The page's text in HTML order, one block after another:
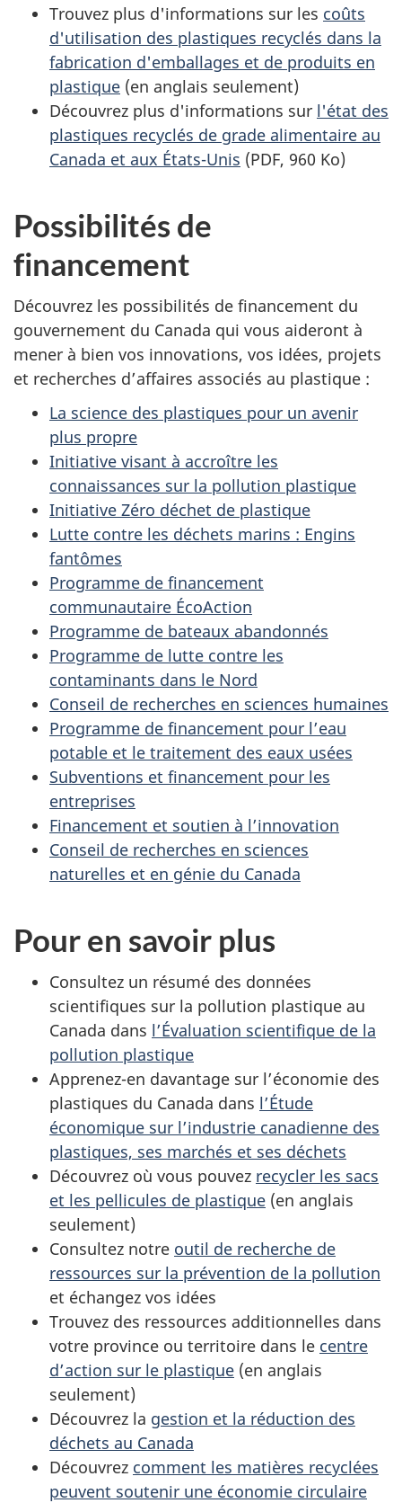
Trouvez plus d'informations sur les coûts
d'utilisation des plastiques recyclés dans la
fabrication d'emballages et de produits en
plastique (en anglais seulement)
Découvrez plus d'informations sur l'état des
plastiques recyclés de grade alimentaire au
Canada et aux États-Unis (PDF, 960 Ko)
Possibilités de
financement
Découvrez les possibilités de financement du
gouvernement du Canada qui vous aideront à
mener à bien vos innovations, vos idées, projets
et recherches d’affaires associés au plastique :
La science des plastiques pour un avenir
plus propre
Initiative visant à accroître les
connaissances sur la pollution plastique
Initiative Zéro déchet de plastique
Lutte contre les déchets marins : Engins
fantômes
Programme de financement
communautaire ÉcoAction
Programme de bateaux abandonnés
Programme de lutte contre les
contaminants dans le Nord
Conseil de recherches en sciences humaines
Programme de financement pour l’eau
potable et le traitement des eaux usées
Subventions et financement pour les
entreprises
Financement et soutien à l’innovation
Conseil de recherches en sciences
naturelles et en génie du Canada
Pour en savoir plus
Consultez un résumé des données
scientifiques sur la pollution plastique au
Canada dans l’Évaluation scientifique de la
pollution plastique
Apprenez-en davantage sur l’économie des
plastiques du Canada dans l’Étude
économique sur l’industrie canadienne des
plastiques, ses marchés et ses déchets
Découvrez où vous pouvez recycler les sacs
et les pellicules de plastique (en anglais
seulement)
Consultez notre outil de recherche de
ressources sur la prévention de la pollution
et échangez vos idées
Trouvez des ressources additionnelles dans
votre province ou territoire dans le centre
d’action sur le plastique (en anglais
seulement)
Découvrez la gestion et la réduction des
déchets au Canada
Découvrez comment les matières recyclées
peuvent soutenir une économie circulaire